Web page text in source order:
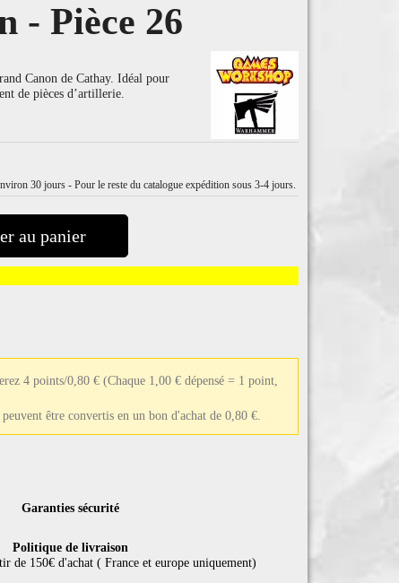
- Pièce 26
Canon de Cathay. Idéal pour
de pièces d’artillerie.
30 jours - Pour le reste du catalogue expédition sous 3-4 jours.
au panier
4 points/0,80 € (Chaque 1,00 € dépensé = 1 point,
être convertis en un bon d'achat de 0,80 €.
Garanties sécurité
Politique de livraison
de 150€ d'achat ( France et europe uniquement)